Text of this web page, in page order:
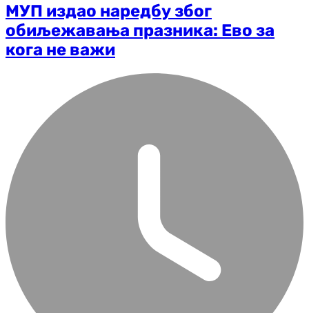
МУП издао наредбу због
обиљежавања празника: Ево за
кога не важи